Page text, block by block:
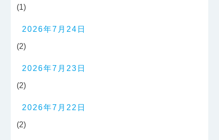
(1)
2026年7月24日
(2)
2026年7月23日
(2)
2026年7月22日
(2)